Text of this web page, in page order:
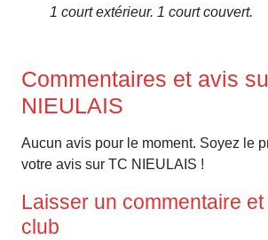
1 court extérieur. 1 court couvert.
Commentaires et avis
NIEULAIS
Aucun avis pour le moment. Soyez le
votre avis sur TC NIEULAIS !
Laisser un commentaire
club